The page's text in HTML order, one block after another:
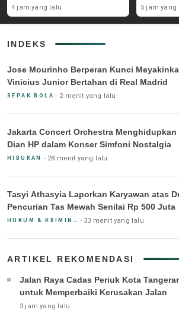
Disabilitas
4 jam yang lalu
Drone
5 jam yang
INDEKS
Jose Mourinho Berperan Kunci
Vinicius Junior Bertahan di Real Madrid
SEPAK BOLA 2 menit yang lalu
Jakarta Concert Orchestra Menghidupkan
Dian HP dalam Konser Simfoni Nostalgia
HIBURAN 28 menit yang lalu
Tasyi Athasyia Laporkan Karyawan atas
Pencurian Tas Mewah Senilai Rp 500 Juta
HUKUM & KRIMINAL 33 menit yang lalu
ARTIKEL REKOMENDASI
Jalan Raya Cadas Periuk Kota
untuk Memperbaiki Kerusakan Jalan
3 jam yang lalu